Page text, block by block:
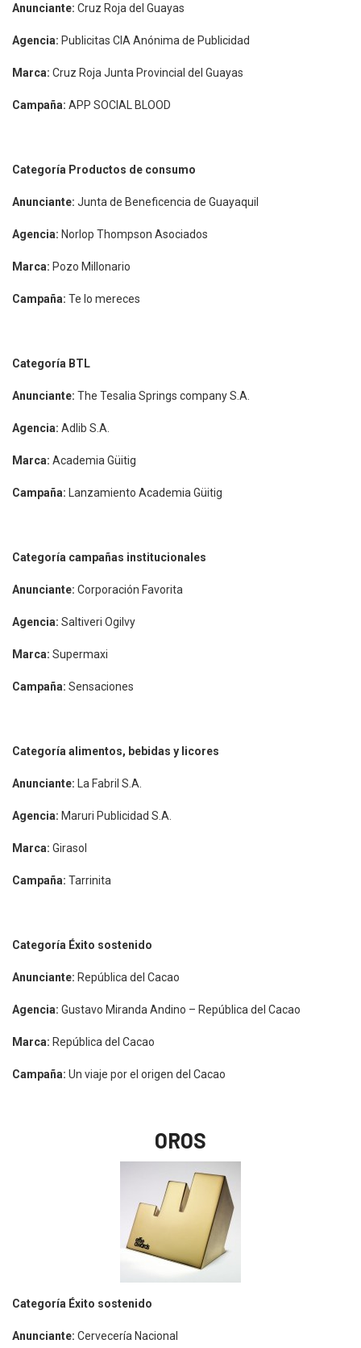
Anunciante: Cruz Roja del Guayas
Agencia: Publicitas CIA Anónima de Publicidad
Marca: Cruz Roja Junta Provincial del Guayas
Campaña: APP SOCIAL BLOOD
Categoría Productos de consumo
Anunciante: Junta de Beneficencia de Guayaquil
Agencia: Norlop Thompson Asociados
Marca: Pozo Millonario
Campaña: Te lo mereces
Categoría BTL
Anunciante: The Tesalia Springs company S.A.
Agencia: Adlib S.A.
Marca: Academia Güitig
Campaña: Lanzamiento Academia Güitig
Categoría campañas institucionales
Anunciante: Corporación Favorita
Agencia: Saltiveri Ogilvy
Marca: Supermaxi
Campaña: Sensaciones
Categoría alimentos, bebidas y licores
Anunciante: La Fabril S.A.
Agencia: Maruri Publicidad S.A.
Marca: Girasol
Campaña: Tarrinita
Categoría Éxito sostenido
Anunciante: República del Cacao
Agencia: Gustavo Miranda Andino – República del Cacao
Marca: República del Cacao
Campaña: Un viaje por el origen del Cacao
OROS
Categoría Éxito sostenido
Anunciante: Cervecería Nacional